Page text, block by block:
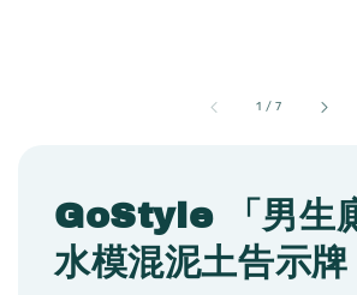
1 /7
GoStyle 「男生
水模混泥土告示牌